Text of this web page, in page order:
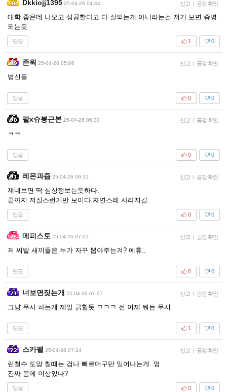
Dkkiojj1395 25-04-26 04:44 신고 | 공감 확인
대학 좋은데 나오고 성공한다고 다 잘되는게 아니라는걸 저기 보면 증명
되는듯
답글 0
1
존윅 25-04-26 05:06 신고 | 공감 확인
병신들
답글 0
0
팥x슈붕근본 25-04-26 06:30 신고 | 공감 확인
ㅋㅋ
답글 0
0
레몬과즙 25-04-26 06:31 신고 | 공감 확인
쟤네보면 딱 심상정보는듯하다.
끝까지 저질스런거만 보이다 자연스레 사라지길.
답글 0
0
메피스토 25-04-26 07:01 신고 | 공감 확인
저 씨발 새끼들은 누가 자꾸 뽑아주는겨? 에휴..
답글 0
0
너보면짖는개 25-04-26 07:07 신고 | 공감 확인
그냥 무시 하는게 제일 긁힐듯 ㅋㅋㅋ 전 이제 뭐든 무시
답글 0
1
스카펠 25-04-26 07:24 신고 | 공감 확인
런철수 도망 칠때는 겁나 빠르더구만 일어나는게..영
진짜 몸에 이상있나?
답글 0
0